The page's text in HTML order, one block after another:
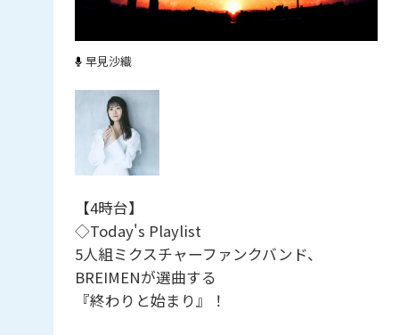
早見沙織
【4時台】
◇Today's Playlist
5人組ミクスチャーファンクバンド、
BREIMENが選曲する
『終わりと始まり』！